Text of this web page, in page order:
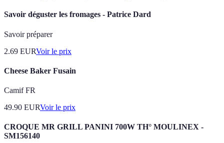
Savoir déguster les fromages - Patrice Dard
Savoir préparer
2.69 EURVoir le prix
Cheese Baker Fusain
Camif FR
49.90 EURVoir le prix
CROQUE MR GRILL PANINI 700W TH° MOULINEX -
SM156140